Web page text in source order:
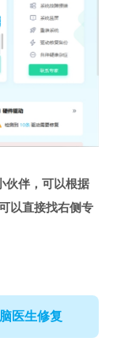
伙伴，可以根据
以直接找右侧专
医生修复